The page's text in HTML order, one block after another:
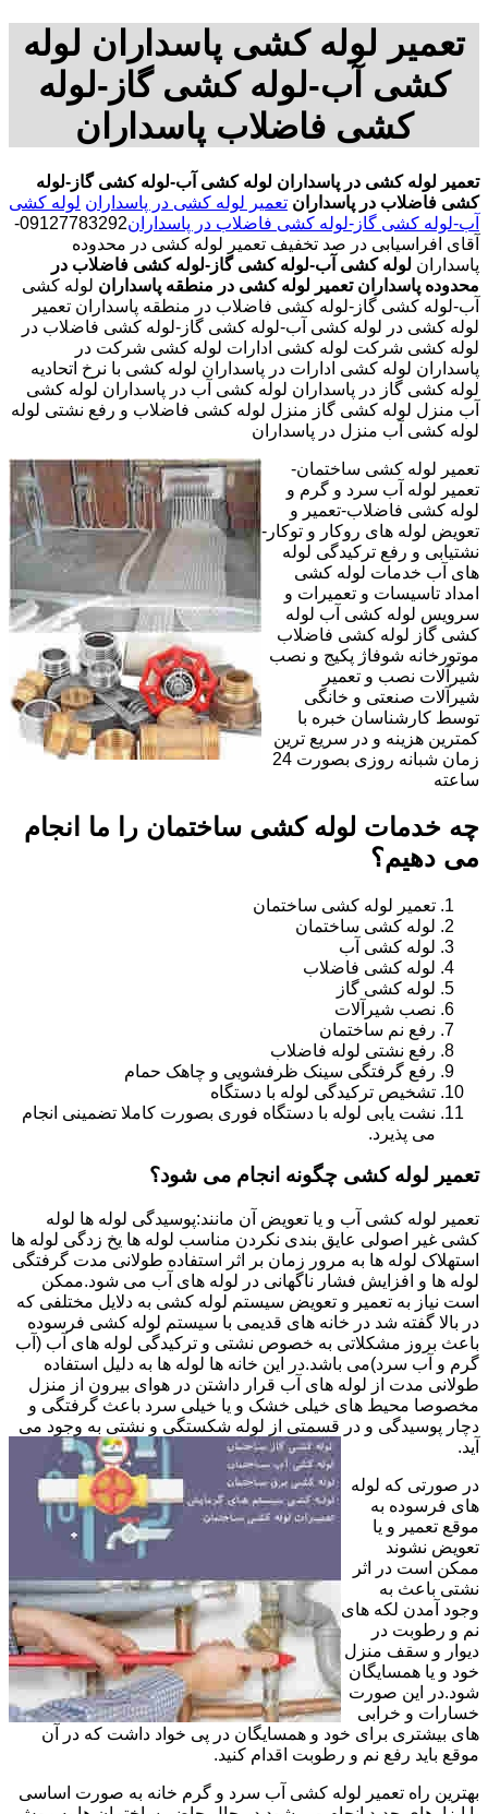
تعمیر لوله کشی پاسداران لوله
کشی آب-لوله کشی گاز-لوله
کشی فاضلاب پاسداران
تعمیر لوله کشی در پاسداران لوله کشی آب-لوله کشی گاز-لوله
کشی فاضلاب در پاسداران تعمیر لوله کشی در پاسداران لوله کشی
آب-لوله کشی گاز-لوله کشی فاضلاب در پاسداران
09127783292-
آقای افراسیابی در صد تخفیف تعمیر لوله کشی در محدوده
پاسداران لوله کشی آب-لوله کشی گاز-لوله کشی فاضلاب در
محدوده پاسداران تعمیر لوله کشی در منطقه پاسداران لوله کشی
آب-لوله کشی گاز-لوله کشی فاضلاب در منطقه پاسداران تعمیر
لوله کشی در لوله کشی آب-لوله کشی گاز-لوله کشی فاضلاب در
لوله کشی شرکت لوله کشی ادارات لوله کشی شرکت در
پاسداران لوله کشی ادارات در پاسداران لوله کشی با نرخ اتحادیه
لوله کشی گاز در پاسداران لوله کشی آب در پاسداران لوله کشی
آب منزل لوله کشی گاز منزل لوله کشی فاضلاب و رفع نشتی لوله
لوله کشی آب منزل در پاسداران
تعمیر لوله کشی ساختمان-
تعمیر لوله آب سرد و گرم و
لوله کشی فاضلاب-تعمیر و
تعویض لوله های روکار و توکار-
نشتیابی و رفع ترکیدگی لوله
های آب خدمات لوله کشی
امداد تاسیسات و تعمیرات و
سرویس لوله کشی آب لوله
کشی گاز لوله کشی فاضلاب
موتورخانه شوفاژ پکیج و نصب
شیرآلات نصب و تعمیر
شیرآلات صنعتی و خانگی
توسط کارشناسان خبره با
کمترین هزینه و در سریع ترین
زمان شبانه روزی بصورت 24
ساعته
چه خدمات لوله کشی ساختمان را ما انجام
می دهیم؟
تعمیر لوله کشی ساختمان
لوله کشی ساختمان
لوله کشی آب
لوله کشی فاضلاب
لوله کشی گاز
نصب شیرآلات
رفع نم ساختمان
رفع نشتی لوله فاضلاب
رفع گرفتگی سینک ظرفشویی و چاهک حمام
تشخیص ترکیدگی لوله با دستگاه
نشت یابی لوله با دستگاه فوری بصورت کاملا تضمینی انجام
می پذیرد.
تعمیر لوله کشی چگونه انجام می شود؟
تعمیر لوله کشی آب و یا تعویض آن مانند:پوسیدگی لوله ها لوله
کشی غیر اصولی عایق بندی نکردن مناسب لوله ها یخ زدگی لوله ها
استهلاک لوله ها به مرور زمان بر اثر استفاده طولانی مدت گرفتگی
لوله ها و افزایش فشار ناگهانی در لوله های آب می شود.ممکن
است نیاز به تعمیر و تعویض سیستم لوله کشی به دلایل مختلفی که
در بالا گفته شد در خانه های قدیمی با سیستم لوله کشی فرسوده
باعث بروز مشکلاتی به خصوص نشتی و ترکیدگی لوله های آب (آب
گرم و آب سرد)می باشد.در این خانه ها لوله ها به دلیل استفاده
طولانی مدت از لوله های آب قرار داشتن در هوای بیرون از منزل
مخصوصا محیط های خیلی خشک و یا خیلی سرد باعث گرفتگی و
دچار پوسیدگی و در قسمتی از لوله شکستگی و نشتی به وجود می
آید.
در صورتی که لوله
های فرسوده به
موقع تعمیر و یا
تعویض نشوند
ممکن است در اثر
نشتی باعث به
وجود آمدن لکه های
نم و رطوبت در
دیوار و سقف منزل
خود و یا همسایگان
شود.در این صورت
خسارات و خرابی
های بیشتری برای خود و همسایگان در پی خواد داشت که در آن
موقع باید رفع نم و رطوبت اقدام کنید.
بهترین راه تعمیر لوله کشی آب سرد و گرم خانه به صورت اساسی